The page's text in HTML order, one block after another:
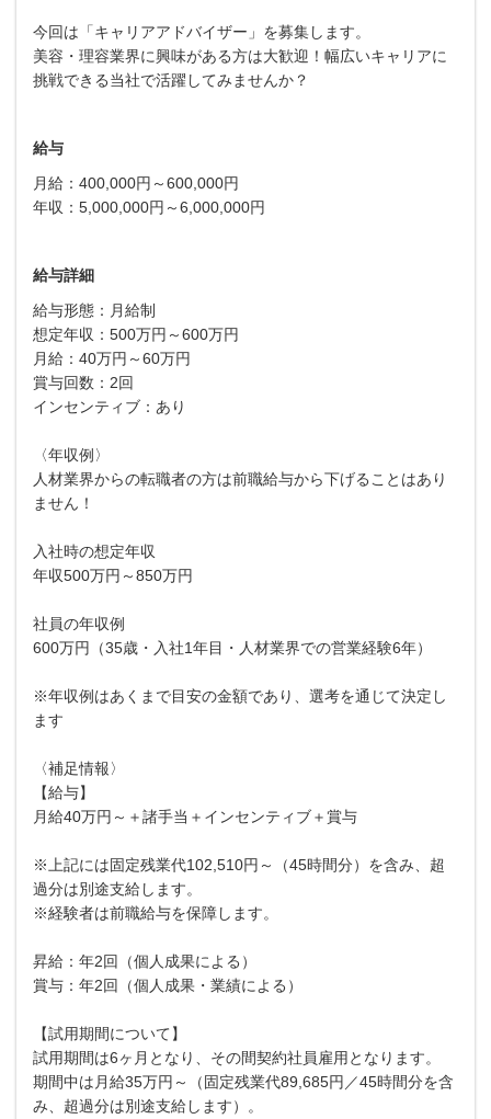
今回は「キャリアアドバイザー」を募集します。
美容・理容業界に興味がある方は大歓迎！幅広いキャリアに
挑戦できる当社で活躍してみませんか？
給与
月給：400,000円～600,000円
年収：5,000,000円～6,000,000円
給与詳細
給与形態：月給制
想定年収：500万円～600万円
月給：40万円～60万円
賞与回数：2回
インセンティブ：あり
〈年収例〉
人材業界からの転職者の方は前職給与から下げることはあり
ません！
入社時の想定年収
年収500万円～850万円
社員の年収例
600万円（35歳・入社1年目・人材業界での営業経験6年）
※年収例はあくまで目安の金額であり、選考を通じて決定し
ます
〈補足情報〉
【給与】
月給40万円～＋諸手当＋インセンティブ＋賞与
※上記には固定残業代102,510円～（45時間分）を含み、超
過分は別途支給します。
※経験者は前職給与を保障します。
昇給：年2回（個人成果による）
賞与：年2回（個人成果・業績による）
【試用期間について】
試用期間は6ヶ月となり、その間契約社員雇用となります。
期間中は月給35万円～（固定残業代89,685円／45時間分を含
み、超過分は別途支給します）。